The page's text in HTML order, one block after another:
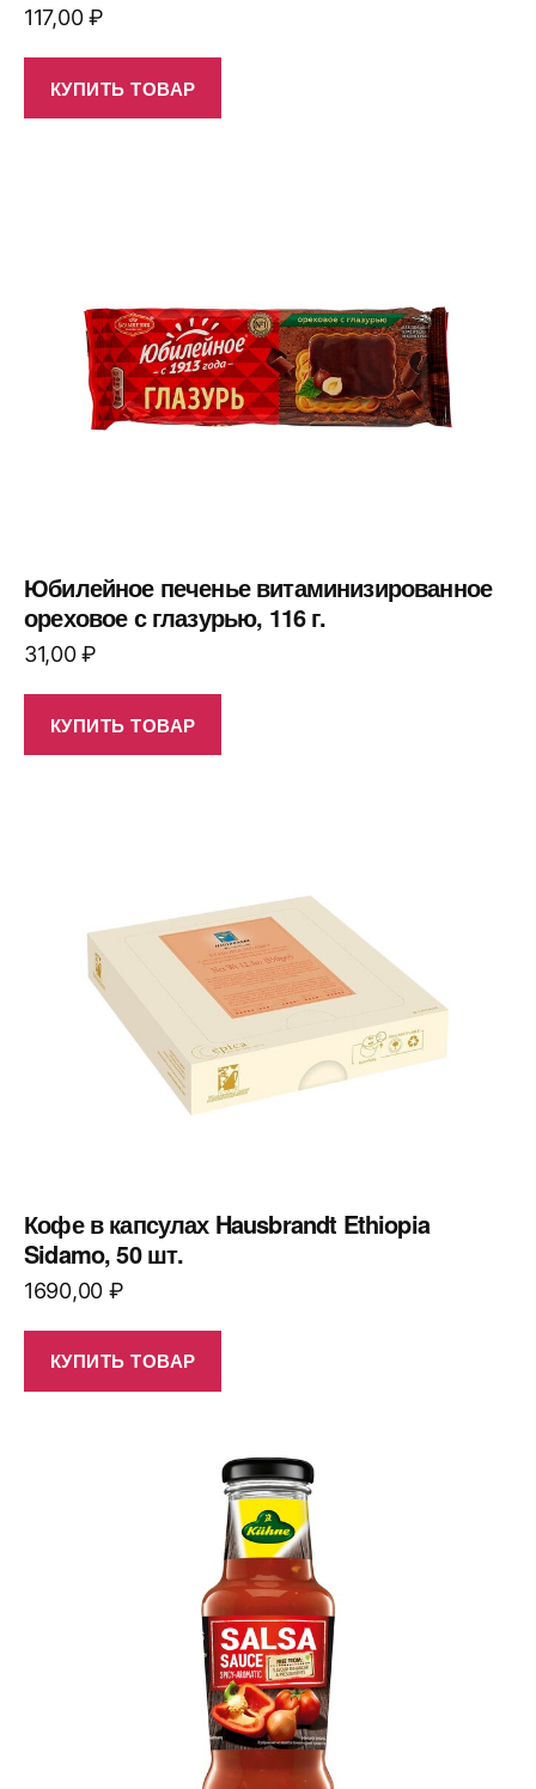
117,00₽
КУПИТЬ ТОВАР
Юбилейное печенье витаминизированное
ореховое с глазурью, 116 г.
31,00₽
КУПИТЬ ТОВАР
Кофе в капсулах Hausbrandt Ethiopia
Sidamo, 50 шт.
1690,00 ₽
КУПИТЬ ТОВАР